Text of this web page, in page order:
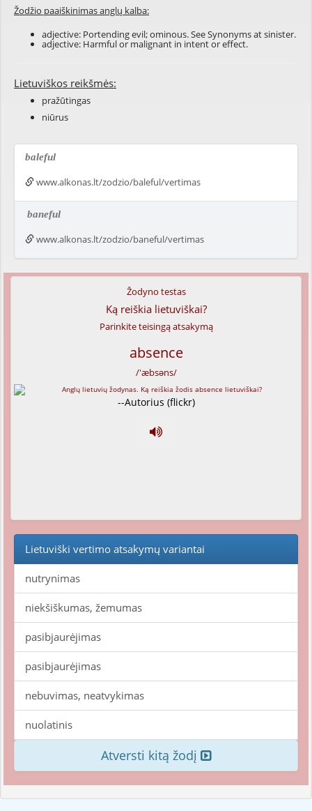
Žodžio paaiškinimas anglų kalba:
adjective: Portending evil; ominous. See Synonyms atsinister.
adjective: Harmful or malignant in intent or effect.
Lietuviškos reikšmės:
pražūtingas
niūrus
baleful
www.alkonas.lt/zodzio/baleful/vertimas
baneful
www.alkonas.lt/zodzio/baneful/vertimas
Žodyno testas
Ką reiškia lietuviškai?
Parinkite teisingą atsakymą
absence
/'æbsəns/
--Autorius (flickr)
Lietuviški vertimo atsakymų variantai
nutrynimas
niekšiškumas, žemumas
pasibjaurėjimas
pasibjaurėjimas
nebuvimas, neatvykimas
nuolatinis
Atversti kitą žodį